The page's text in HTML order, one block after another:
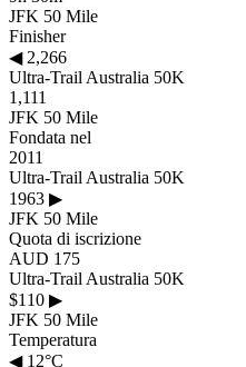
JFK 50 Mile
Finisher
◀2,266
Ultra-Trail Australia 50K
1,111
JFK 50 Mile
Fondata nel
2011
Ultra-Trail Australia 50K
1963 ▶
JFK 50 Mile
Quota di iscrizione
AUD 175
Ultra-Trail Australia 50K
$110 ▶
JFK 50 Mile
Temperatura
◀12°C